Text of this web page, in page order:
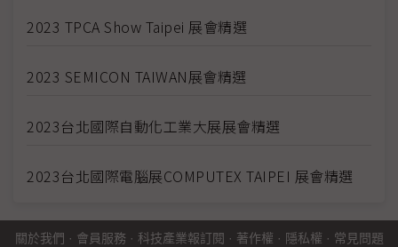
2023 TPCA Show Taipei 展會精選
2023 SEMICON TAIWAN展會精選
2023台北國際自動化工業大展展會精選
2023台北國際電腦展COMPUTEX TAIPEI 展會精選
關於我們 · 會員服務 · 科技產業報訂閱 · 著作權 · 隱私權 · 常見問題